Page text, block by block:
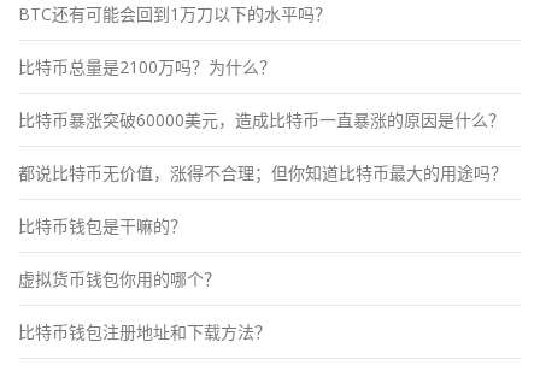
BTC还有可能会回到1万刀以下的水平吗？
比特币总量是2100万吗？为什么？
比特币暴涨突破60000美元，造成比特币一直暴涨的原因是什么？
都说比特币无价值，涨得不合理；但你知道比特币最大的用途吗？
比特币钱包是干嘛的？
虚拟货币钱包你用的哪个？
比特币钱包注册地址和下载方法？